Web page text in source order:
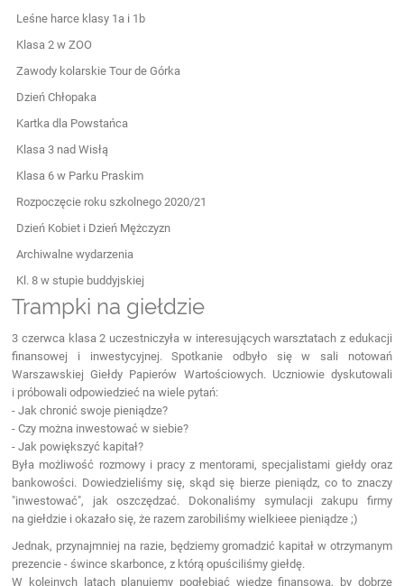
Leśne harce klasy 1a i 1b
Klasa 2 w ZOO
Zawody kolarskie Tour de Górka
Dzień Chłopaka
Kartka dla Powstańca
Klasa 3 nad Wisłą
Klasa 6 w Parku Praskim
Rozpoczęcie roku szkolnego 2020/21
Dzień Kobiet i Dzień Mężczyzn
Archiwalne wydarzenia
Kl. 8 w stupie buddyjskiej
Trampki na giełdzie
3 czerwca klasa 2 uczestniczyła w interesujących warsztatach z edukacji
finansowej i inwestycyjnej. Spotkanie odbyło się w sali notowań
Warszawskiej Giełdy Papierów Wartościowych. Uczniowie dyskutowali
i próbowali odpowiedzieć na wiele pytań:
- Jak chronić swoje pieniądze?
- Czy można inwestować w siebie?
- Jak powiększyć kapitał?
Była możliwość rozmowy i pracy z mentorami, specjalistami giełdy oraz
bankowości. Dowiedzieliśmy się, skąd się bierze pieniądz, co to znaczy
"inwestować", jak oszczędzać. Dokonaliśmy symulacji zakupu firmy
na giełdzie i okazało się, że razem zarobiliśmy wielkieee pieniądze ;)
Jednak, przynajmniej na razie, będziemy gromadzić kapitał w otrzymanym
prezencie - śwince skarbonce, z którą opuściliśmy giełdę.
W kolejnych latach planujemy pogłębiać wiedzę finansową, by dobrze